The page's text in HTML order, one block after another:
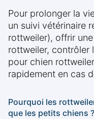
Pour prolonger la
un suivi vétérinaire
rottweiler), offrir
rottweiler, contrôler
pour chien
rapidement en cas
Pourquoi les
que les petits chiens ?